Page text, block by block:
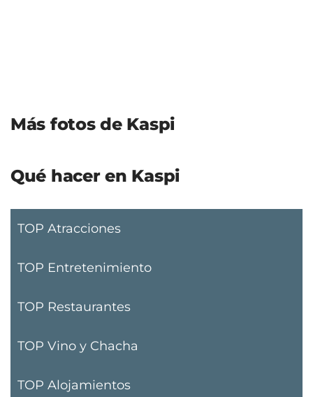
Más fotos de Kaspi
Qué hacer en Kaspi
TOP Atracciones
TOP Entretenimiento
TOP Restaurantes
TOP Vino y Chacha
TOP Alojamientos